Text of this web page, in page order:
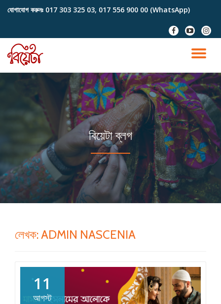
content
যোগাযোগ করুনঃ 017 303 325 03, 017 556 900 00 (WhatsApp)
fa-
facebook
fa-
youtube-
play
fa-
বিয়েটা ব্লগ
লেখক:ADMIN NASCENIA
11
আগস্ট